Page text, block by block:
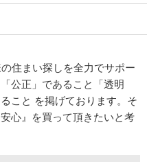
住まい探しを全力でサポー
公正」であること「透明
こと を掲げております。そ
心』を買って頂きたいと考